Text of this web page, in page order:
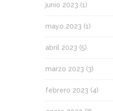
junio 2023 (1)
mayo 2023 (1)
abril 2023 (5)
marzo 2023 (3)
febrero 2023 (4)